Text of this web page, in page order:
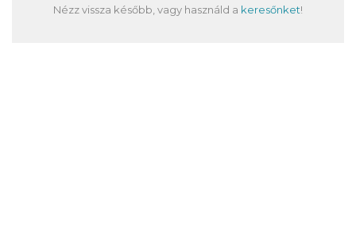
Nézz vissza később, vagy használd a keresőnket!